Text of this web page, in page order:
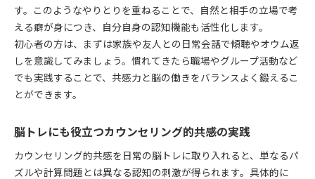
す。このようなやりとりを重ねることで、自然と相手の立場で考
える癖が身につき、自分自身の認知機能も活性化します。
初心者の方は、まずは家族や友人との日常会話で傾聴やオウム返
しを意識してみましょう。慣れてきたら職場やグループ活動など
でも実践することで、共感力と脳の働きをバランスよく鍛えるこ
とができます。
脳トレにも役立つカウンセリング的共感の実践
カウンセリング的共感を日常の脳トレに取り入れると、単なるパ
ズルや計算問題とは異なる認知の刺激が得られます。具体的に